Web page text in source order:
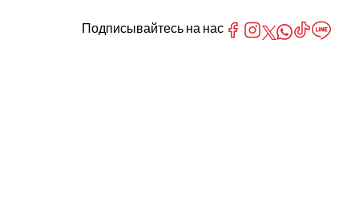
Подписывайтесь на нас